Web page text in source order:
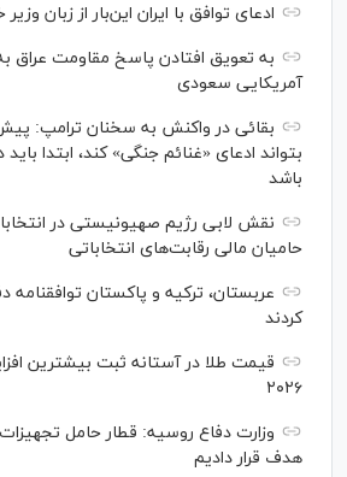
ادعای توافق با ایران این‌بار از زبان وزیر
به تعویق افتادن پاسخ مقاومت عراق
آمریکایی سعودی
بقائی در واکنش به سخنان ترامپ:
بتواند ادعای «غنائم جنگی» کند، ابتدا
باشد
نقش لابی رژیم صهیونیستی در
حامیان مالی رقابت‌های انتخاباتی
عربستان، ترکیه و پاکستان
کردند
قیمت طلا در آستانه ثبت بیشترین
۲۰۲۶
وزارت دفاع روسیه: قطار حامل تجهیزات
هدف قرار دادیم